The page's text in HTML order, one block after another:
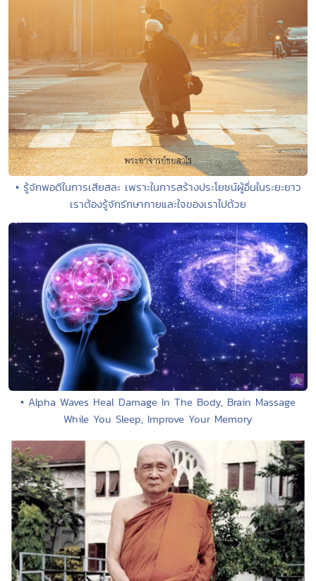
• รู้จักพอดีในการเสียสละ เพราะในการสร้างประโยชน์ผู้อื่นในระยะยาว
เราต้องรู้จักรักษากายและใจของเราไปด้วย
• Alpha Waves Heal Damage In The Body, Brain Massage
While You Sleep, Improve Your Memory